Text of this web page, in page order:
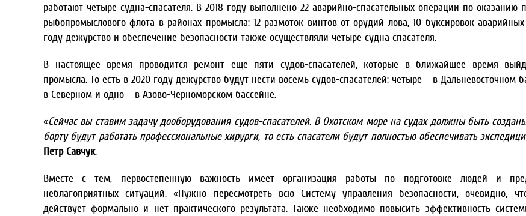
работают четыре судна-спасателя. В 2018 году выполнено 22 аварийно-спасательных операции по
рыбопромыслового флота в районах промысла: 12 размоток винтов от орудий лова, 10 буксировок
году дежурство и обеспечение безопасности также осуществляли четыре судна спасателя.
В настоящее время проводится ремонт еще пяти судов-спасателей, которые в ближайшее время
промысла. То есть в 2020 году дежурство будут нести восемь судов-спасателей: четыре – в Дальневосточном
в Северном и одно – в Азово-Черноморском бассейне.
«Сейчас вы ставим задачу дооборудования судов-спасателей. В Охотском море на судах должны быть
борту будут работать профессиональные хирурги, то есть спасатели будут полностью обеспечивать
Петр Савчук.
Вместе с тем, первостепенную важность имеет организация работы по подготовке людей и
неблагоприятных ситуаций. «Нужно пересмотреть всю Систему управления безопасности, очевидно,
действует формально и нет практического результата. Также необходимо повысить эффективность